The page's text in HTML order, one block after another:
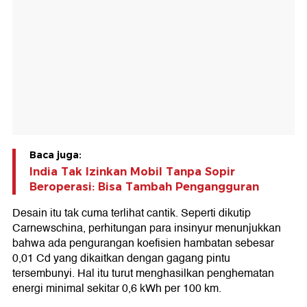
Baca juga:
India Tak Izinkan Mobil Tanpa Sopir
Beroperasi: Bisa Tambah Pengangguran
Desain itu tak cuma terlihat cantik. Seperti dikutip
Carnewschina, perhitungan para insinyur menunjukkan
bahwa ada pengurangan koefisien hambatan sebesar
0,01 Cd yang dikaitkan dengan gagang pintu
tersembunyi. Hal itu turut menghasilkan penghematan
energi minimal sekitar 0,6 kWh per 100 km.